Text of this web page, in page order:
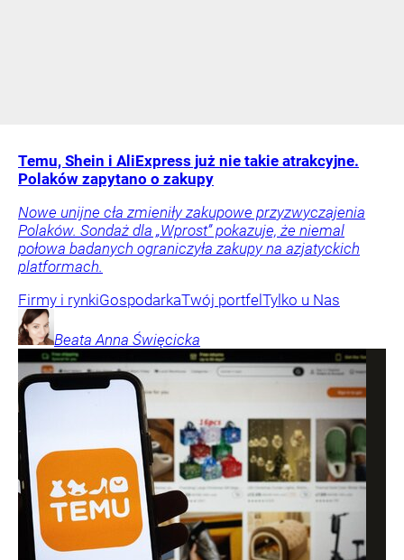
Temu, Shein i AliExpress już nie takie atrakcyjne.
Polaków zapytano o zakupy
Nowe unijne cła zmieniły zakupowe przyzwyczajenia
Polaków. Sondaż dla „Wprost” pokazuje, że niemal
połowa badanych ograniczyła zakupy na azjatyckich
platformach.
Firmy i rynkiGospodarkaTwój portfel Tylko u Nas
Beata Anna Święcicka